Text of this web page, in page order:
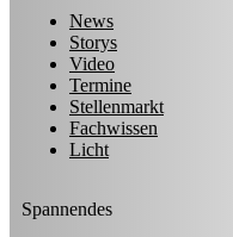
News
Storys
Video
Termine
Stellenmarkt
Fachwissen
Licht
Spannendes